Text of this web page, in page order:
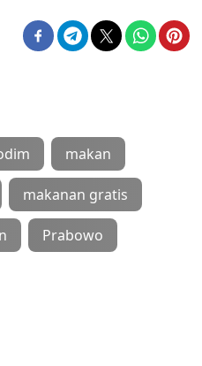
makan
makanan gratis
Prabowo